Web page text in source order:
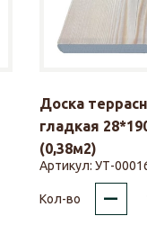
Доска
гладкая
(0,38м2)
Артикул: УТ-
Кол-во –